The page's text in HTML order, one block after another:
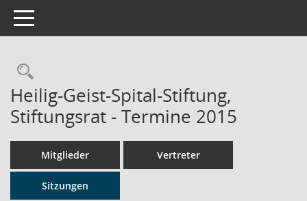
Toggle navigation
Rechercheauswahl
Heilig-Geist-Spital-Stiftung,
Stiftungsrat - Termine 2015
Mitglieder Vertreter
Sitzungen